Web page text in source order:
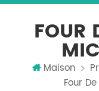
FOUR
Maison
Four